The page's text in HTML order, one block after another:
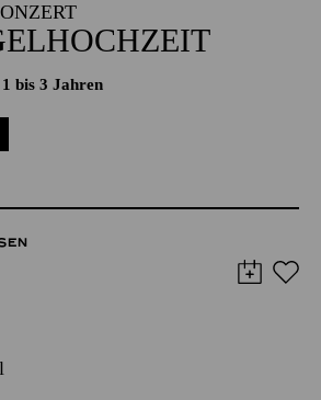
bis 3 Jahren